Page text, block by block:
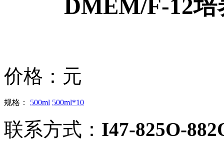
DMEM/F-12培
价格： 元
规格： 500ml 500ml*10
联系方式： I47-825O-